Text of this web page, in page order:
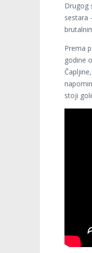
Drugog
sestara
Prema
godine
stoji